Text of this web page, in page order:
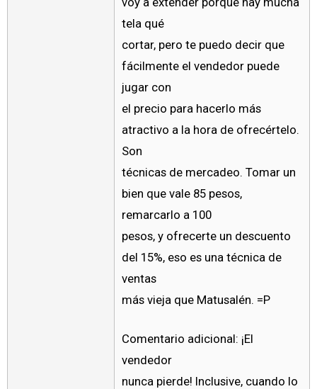
tela qué
cortar, pero te puedo decir que
fácilmente el vendedor puede
jugar con
el precio para hacerlo más
atractivo a la hora de ofrecértelo.
Son
técnicas de mercadeo. Tomar un
bien que vale 85 pesos,
remarcarlo a 100
pesos, y ofrecerte un descuento
del 15%, eso es una técnica de
ventas
más vieja que Matusalén. =P
Comentario adicional: ¡El
vendedor
nunca pierde! Inclusive, cuando lo